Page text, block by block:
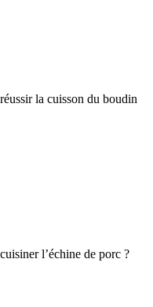
la cuisson du boudin
l’échine de porc ?